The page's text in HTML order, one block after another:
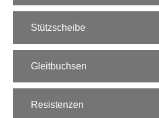
Stützscheibe
Gleitbuchsen
Resistenzen